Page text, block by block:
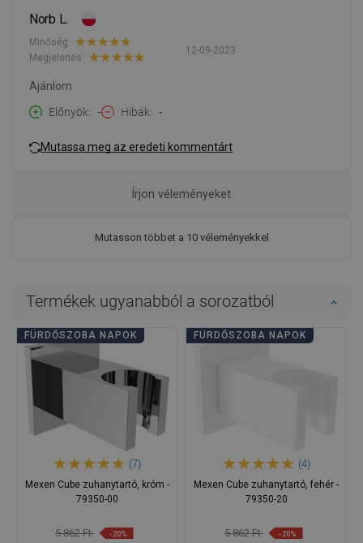
Norb L.
12-09-2023
Minőség:
Megjelenés:
Ajánlom
Előnyök
- Hibák -
Mutassa meg az eredeti kommentárt
Mutasson többet a 10 véleményekkel
Írjon véleményeket
Termékek ugyanabból a sorozatból
FÜRDŐSZOBA NAPOK
(7)
Mexen Cube zuhanytartó, króm -
79350-00
5 862 Ft -20%
FÜRDŐSZOBA NAPOK
(4)
Mexen Cube zuhanytartó, fehér -
79350-20
5 862 Ft -20%